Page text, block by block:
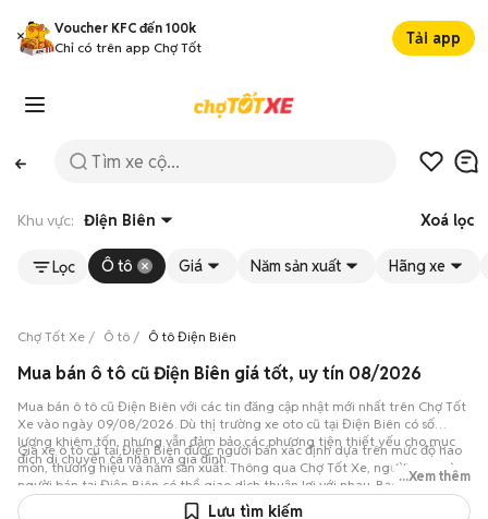
Voucher KFC đến 100k
Chỉ có trên app Chợ Tốt
Tải app
Khu vực: Điện Biên Xoá lọc
Lọc Ô tô Giá Năm sản xuất Hãng xe
Chợ Tốt Xe Ô tô Ô tô Điện Biên
Mua bán ô tô cũ Điện Biên giá tốt, uy tín 08/2026
Mua bán ô tô cũ Điện Biên với các tin đăng cập nhật mới nhất trên Chợ Tốt
Xe vào ngày 09/08/2026. Dù thị trường xe oto cũ tại Điện Biên có số
lượng khiêm tốn, nhưng vẫn đảm bảo các phương tiện thiết yếu cho mục
đích di chuyển cá nhân và gia đình.
Giá xe ô tô cũ tại Điện Biên được người bán xác định dựa trên mức độ hao
mòn, thương hiệu và năm sản xuất. Thông qua Chợ Tốt Xe, người mua và
người bán tại Điện Biên có thể giao dịch thuận lợi với nhau. Bạn có thể lập
tức tham khảo thông số chi tiết của 2 xe đang rao bán tại Điện Biên, kết
...Xem thêm
Lưu tìm kiếm